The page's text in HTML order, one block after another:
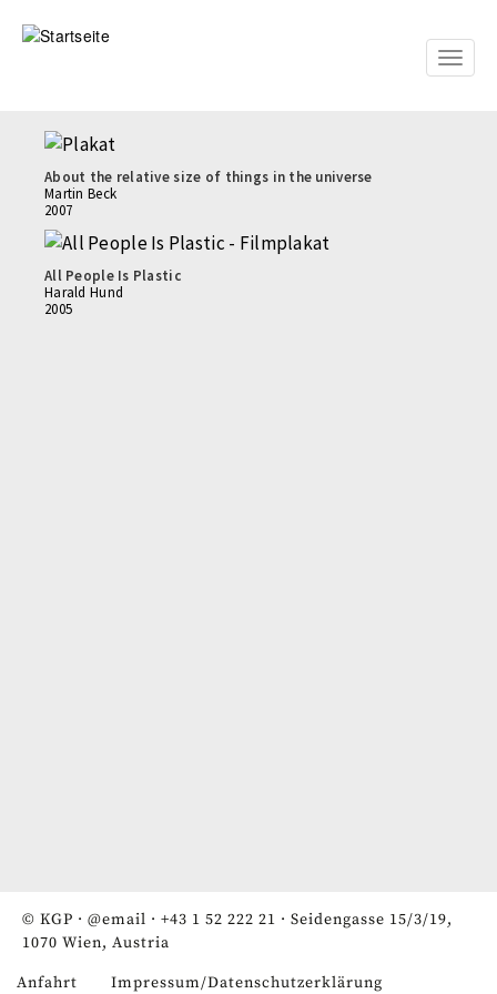
zum
Toggle
About the relative size of things in the universe
Martin Beck
2007
All People Is Plastic
Harald Hund
2005
© KGP · @email · +43 1 52 222 21 · Seidengasse 15/3/19,
1070 Wien, Austria
Anfahrt Impressum/Datenschutzerklärung